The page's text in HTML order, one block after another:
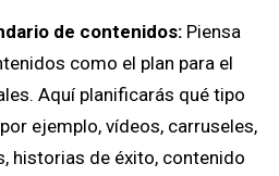
de contenidos: Piensa
como el plan para el
Aquí planificarás qué tipo
ejemplo, vídeos, carruseles,
historias de éxito, contenido